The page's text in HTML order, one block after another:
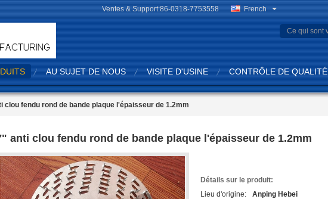
Ventes & Support:86-0318-7753558 French
AU SUJET DE NOUS VISITE D'USINE CONTRÔLE DE QUALITÉ
clou fendu rond de bande plaque l'épaisseur de 1.2mm
anti clou fendu rond de bande plaque l'épaisseur de 1.2mm
Détails sur le produit:
Lieu d'origine:
Anping Hebei